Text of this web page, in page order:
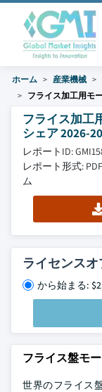
ホーム 産業機械
フライス加工用モ
フライス加工
シェア 2026-
レポートID:
レポート形式:
ム
ライセンス
から始まる:
フライス盤モ
世界のフライス